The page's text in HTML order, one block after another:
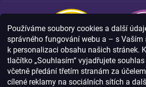
Používáme soubory cookies a další
správného fungování webu a – s
k personalizaci obsahu našich stránek.
tlačítko „Souhlasím“ vyjadřujete
včetně předání třetím stranám za
cílené reklamy na sociálních sítích a
Nakupujte na FOA
Díky HTTPS protokolu